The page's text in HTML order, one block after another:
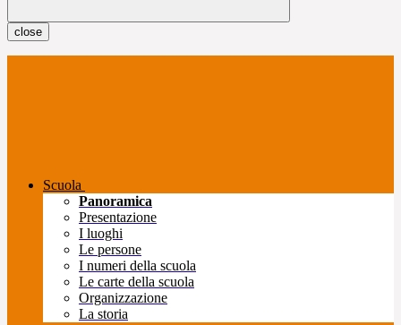
close
Scuola
Panoramica
Presentazione
I luoghi
Le persone
I numeri della scuola
Le carte della scuola
Organizzazione
La storia